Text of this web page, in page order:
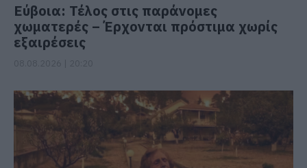
Εύβοια: Τέλος στις παράνομες
χωματερές – Έρχονται πρόστιμα χωρίς
εξαιρέσεις